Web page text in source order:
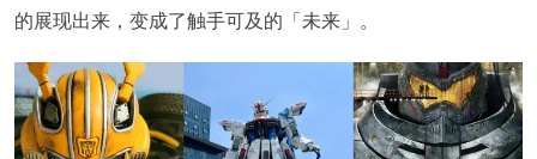
的展现出来，变成了触手可及的「未来」。